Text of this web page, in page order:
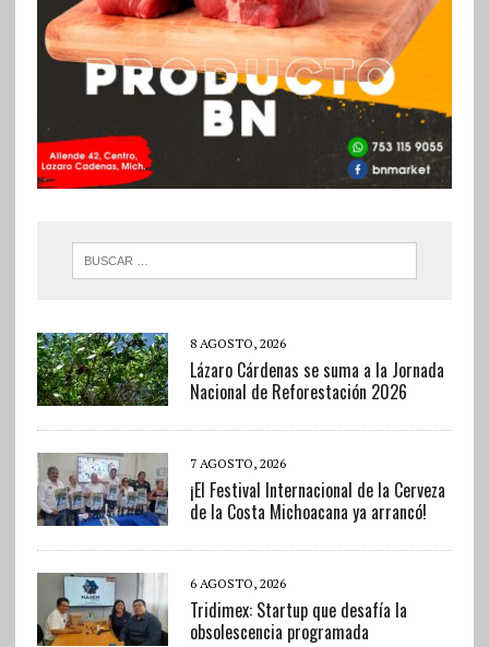
8 AGOSTO, 2026
Lázaro Cárdenas se suma a la Jornada
Nacional de Reforestación 2026
7 AGOSTO, 2026
¡El Festival Internacional de la Cerveza
de la Costa Michoacana ya arrancó!
6 AGOSTO, 2026
Tridimex: Startup que desafía la
obsolescencia programada